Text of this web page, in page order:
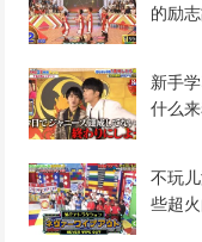
的励
新手
什么
不玩
些超